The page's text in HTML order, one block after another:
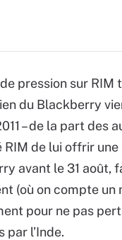
pression sur RIM
du Blackberry
– de la part des
de lui offrir
avant le 31 août,
(où on compte un
pour ne pas
l’Inde.